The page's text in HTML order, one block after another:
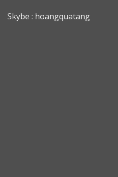
Skybe : hoangquatang